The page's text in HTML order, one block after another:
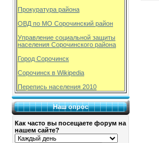
Прокуратура района
ОВД по МО Сорочинский район
Управление социальной защиты
населения Сорочинского района
Город Сорочинск
Сорочинск в Wikipedia
Перепись населения 2010
Наш опрос
Как часто вы посещаете форум на
нашем сайте?